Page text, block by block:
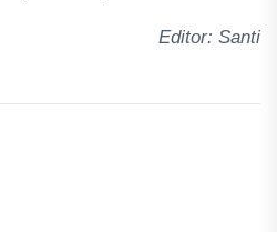
Editor: Santi